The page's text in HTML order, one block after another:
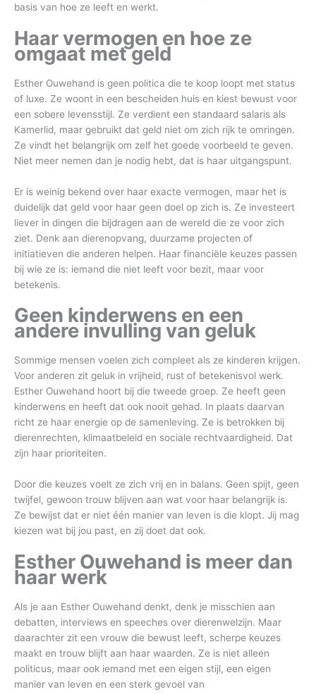
basis van hoe ze leeft en werkt.
Haar vermogen en hoe ze
omgaat met geld
Esther Ouwehand is geen politica die te koop loopt met status
of luxe. Ze woont in een bescheiden huis en kiest bewust voor
een sobere levensstijl. Ze verdient een standaard salaris als
Kamerlid, maar gebruikt dat geld niet om zich rijk te omringen.
Ze vindt het belangrijk om zelf het goede voorbeeld te geven.
Niet meer nemen dan je nodig hebt, dat is haar uitgangspunt.
Er is weinig bekend over haar exacte vermogen, maar het is
duidelijk dat geld voor haar geen doel op zich is. Ze investeert
liever in dingen die bijdragen aan de wereld die ze voor zich
ziet. Denk aan dierenopvang, duurzame projecten of
initiatieven die anderen helpen. Haar financiële keuzes passen
bij wie ze is: iemand die niet leeft voor bezit, maar voor
betekenis.
Geen kinderwens en een
andere invulling van geluk
Sommige mensen voelen zich compleet als ze kinderen krijgen.
Voor anderen zit geluk in vrijheid, rust of betekenisvol werk.
Esther Ouwehand hoort bij die tweede groep. Ze heeft geen
kinderwens en heeft dat ook nooit gehad. In plaats daarvan
richt ze haar energie op de samenleving. Ze is betrokken bij
dierenrechten, klimaatbeleid en sociale rechtvaardigheid. Dat
zijn haar prioriteiten.
Door die keuzes voelt ze zich vrij en in balans. Geen spijt, geen
twijfel, gewoon trouw blijven aan wat voor haar belangrijk is.
Ze bewijst dat er niet één manier van leven is die klopt. Jij mag
kiezen wat bij jou past, en zij doet dat ook.
Esther Ouwehand is meer dan
haar werk
Als je aan Esther Ouwehand denkt, denk je misschien aan
debatten, interviews en speeches over dierenwelzijn. Maar
daarachter zit een vrouw die bewust leeft, scherpe keuzes
maakt en trouw blijft aan haar waarden. Ze is niet alleen
politicus, maar ook iemand met een eigen stijl, een eigen
manier van leven en een sterk gevoel van